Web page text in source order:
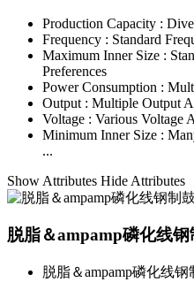
Production Capacity :
Frequency : Standard
Maximum Inner Size :
Preferences
Power Consumption :
Output : Multiple Output
Voltage : Various Voltage
Minimum Inner Size :
...
Show Attributes Hide Attributes
脱脂＆ampamp磷化线
脱脂＆ampamp磷化线